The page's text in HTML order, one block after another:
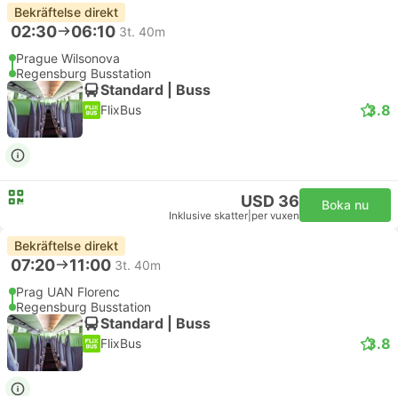
Bekräftelse direkt
02:30 06:10 3t. 40m
Prague Wilsonova
Regensburg Busstation
Standard | Buss
FlixBus 3.8
USD 36
Inklusive skatter per vuxen
Boka nu
Bekräftelse direkt
07:20 11:00 3t. 40m
Prag UAN Florenc
Regensburg Busstation
Standard | Buss
FlixBus 3.8